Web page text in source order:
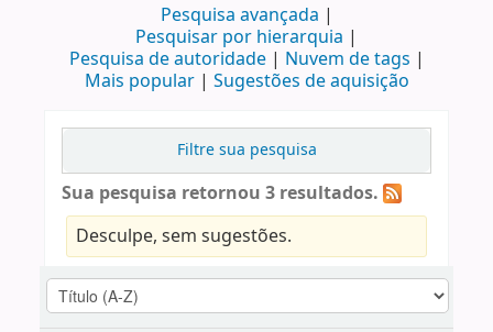
Pesquisa avançada
Pesquisar por hierarquia
Pesquisa de autoridade
Nuvem de tags
Mais popular
Sugestões de aquisição
Filtre sua pesquisa
Sua pesquisa retornou 3 resultados.
Desculpe, sem sugestões.